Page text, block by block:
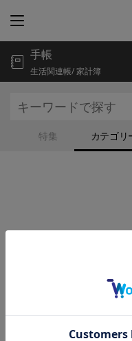
特集 カテゴリ
手帳
生活関連帳/ 家計簿